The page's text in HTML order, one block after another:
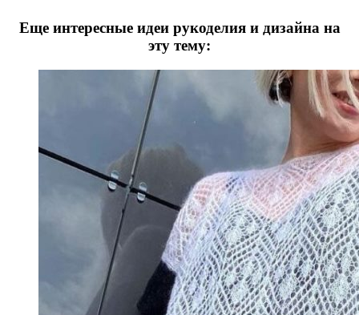
Еще интересные идеи рукоделия и дизайна на
эту тему: